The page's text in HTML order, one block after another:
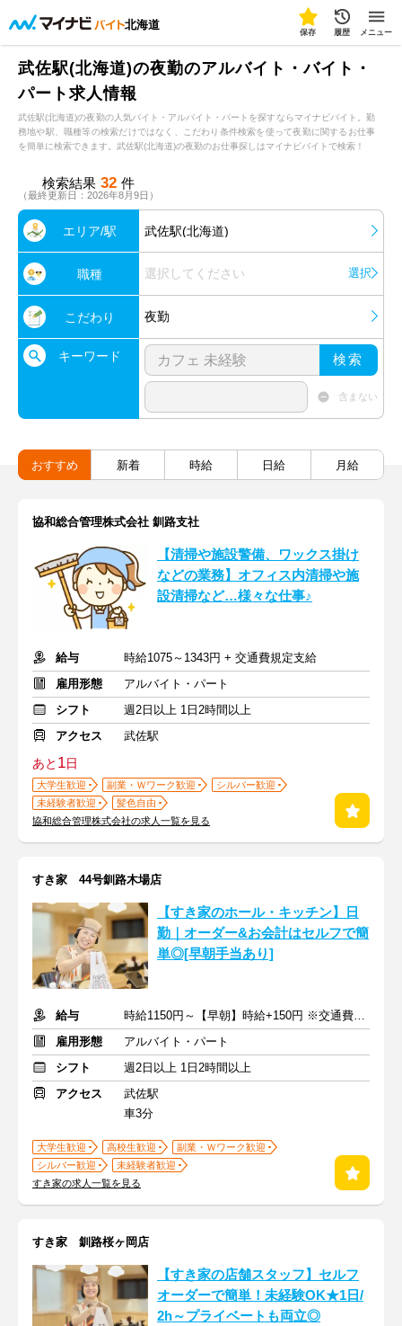
北海道
保存 履歴 メニュー
武佐駅(北海道)の夜勤のアルバイト・バイト・
パート求人情報
武佐駅(北海道)の夜勤の人気バイト・アルバイト・パートを探すならマイナビバイト。勤
務地や駅、職種等の検索だけではなく、こだわり条件検索を使って夜勤に関するお仕事
を簡単に検索できます。武佐駅(北海道)の夜勤のお仕事探しはマイナビバイトで検索！
検索結果 32 件
（最終更新日：2026年8月9日）
エリア/駅 武佐駅(北海道)
職種 選択してください 選択
こだわり 夜勤
キーワード 検索
含まない
おすすめ 新着 時給 日給 月給
協和総合管理株式会社 釧路支社
【清掃や施設警備、ワックス掛け
などの業務】オフィス内清掃や施
設清掃など…様々な仕事♪
給与
時給1075～1343円 + 交通費規定支給
雇用形態
アルバイト・パート
シフト
週2日以上 1日2時間以上
アクセス
武佐駅
あと 1日
大学生歓迎 副業・Ｗワーク歓迎
シルバー歓迎
未経験者歓迎
髪色自由
協和総合管理株式会社の求人一覧を見る
すき家 44号釧路木場店
【すき家のホール・キッチン】日
勤｜オーダー&お会計はセルフで簡
単◎[早朝手当あり]
給与
時給1150円～【早朝】時給+150円 ※交通費支給
雇用形態
アルバイト・パート
シフト
週2日以上 1日2時間以上
アクセス
武佐駅
車3分
大学生歓迎 高校生歓迎
副業・Ｗワーク歓迎
シルバー歓迎
未経験者歓迎
すき家の求人一覧を見る
すき家 釧路桜ヶ岡店
【すき家の店舗スタッフ】セルフ
オーダーで簡単！未経験OK★1日/
2h～プライベートも両立◎